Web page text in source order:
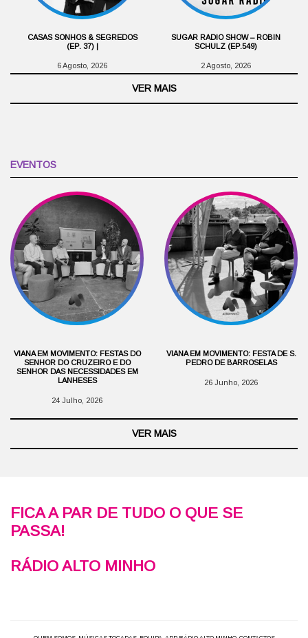
CASAS SONHOS & SEGREDOS
(EP. 37) |
6 Agosto, 2026
SUGAR RADIO SHOW – ROBIN
SCHULZ (EP.549)
2 Agosto, 2026
VER MAIS
EVENTOS
VIANA EM MOVIMENTO: FESTAS DO
SENHOR DO CRUZEIRO E DO
SENHOR DAS NECESSIDADES EM
LANHESES
24 Julho, 2026
VIANA EM MOVIMENTO: FESTA DE S.
PEDRO DE BARROSELAS
26 Junho, 2026
VER MAIS
FICA A PAR DE TUDO O QUE SE
PASSA!
RÁDIO ALTO MINHO